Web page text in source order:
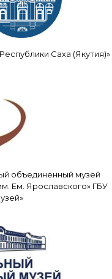
Саха (Якутия)»
объединенный музей
Ем. Ярославского» ГБУ